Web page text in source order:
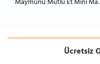
Ücretsiz